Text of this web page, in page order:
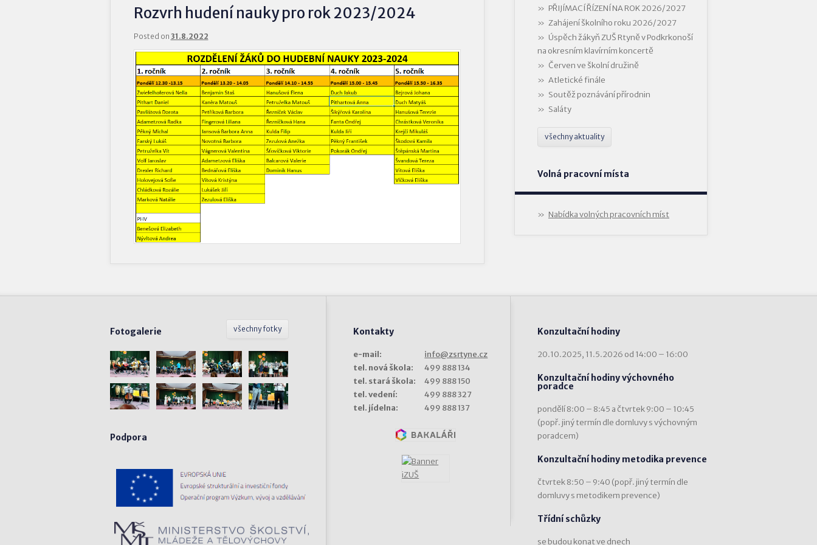
Rozvrh hudení nauky pro rok 2023/2024
Posted on 31.8.2022
PŘIJÍMACÍ ŘÍZENÍ NA ROK 2026/2027
Zahájení školního roku 2026/2027
Úspěch žákyň ZUŠ Rtyně v Podkrkonoší
na okresním klavírním koncertě
Červen ve školní družině
Atletické finále
Soutěž poznávání přírodnin
Saláty
všechny aktuality
Volná pracovní místa
Nabídka volných pracovních míst
všechny fotky
Fotogalerie
Podpora
Kontakty
e-mail:
info@zsrtyne.cz
tel. nová škola:
499 888 134
tel. stará škola:
499 888 150
tel. vedení:
499 888 327
tel. jídelna:
499 888 137
Konzultační hodiny
20.10.2025, 11.5.2026 od 14:00 – 16:00
Konzultační hodiny výchovného
poradce
pondělí 8:00 – 8:45 a čtvrtek 9:00 – 10:45
(popř. jiný termín dle domluvy s výchovným
poradcem)
Konzultační hodiny metodika prevence
čtvrtek 8:50 – 9:40 (popř. jiný termín dle
domluvy s metodikem prevence)
Třídní schůzky
se budou konat ve dnech